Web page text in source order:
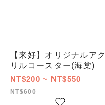
【来好】オリジナルアク
リルコースター(海棠)
NT$200 ~ NT$550
NT$600